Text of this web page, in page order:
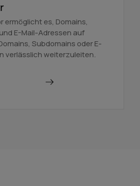
ermöglicht es, Domains,
E-Mail-Adressen auf
Subdomains oder E-
verlässlich weiterzuleiten.